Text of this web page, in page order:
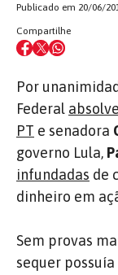
Publicado em 20/06/
Compartilhe
Por
Federal
PT e senadora
governo Lula,
infundadas de
dinheiro em
Sem provas
sequer